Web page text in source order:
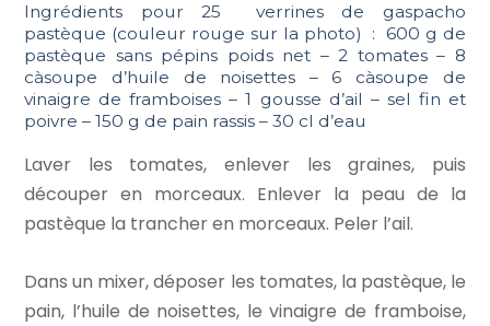
Ingrédients pour 25 verrines de gaspacho
pastèque (couleur rouge sur la photo) : 600 g de
pastèque sans pépins poids net – 2 tomates – 8
càsoupe d’huile de noisettes – 6 càsoupe de
vinaigre de framboises – 1 gousse d’ail – sel fin et
poivre – 150 g de pain rassis – 30 cl d’eau
Laver les tomates, enlever les graines, puis
découper en morceaux. Enlever la peau de la
pastèque la trancher en morceaux. Peler l’ail.
Dans un mixer, déposer les tomates, la pastèque, le
pain, l’huile de noisettes, le vinaigre de framboise,